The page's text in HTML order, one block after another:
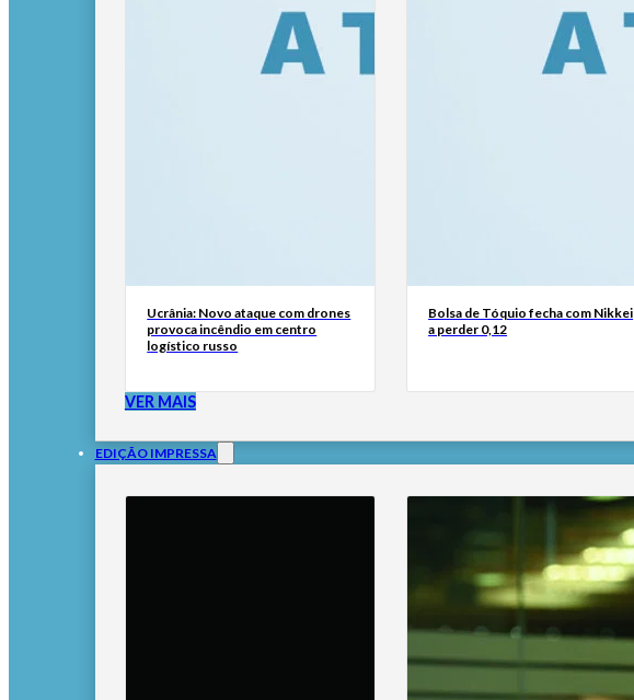
Ucrânia: Novo ataque com drones
provoca incêndio em centro
logístico russo
Bolsa de Tóquio fecha com Nikkei
a perder 0,12
VER MAIS
EDIÇÃO IMPRESSA